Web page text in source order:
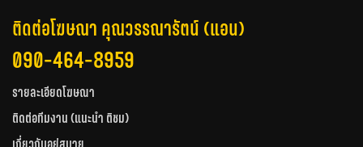
ติดต่อโฆษณา คุณวรรณารัตน์ (แอน)
090-464-8959
รายละเอียดโฆษณา
ติดต่อทีมงาน (แนะนำ ติชม)